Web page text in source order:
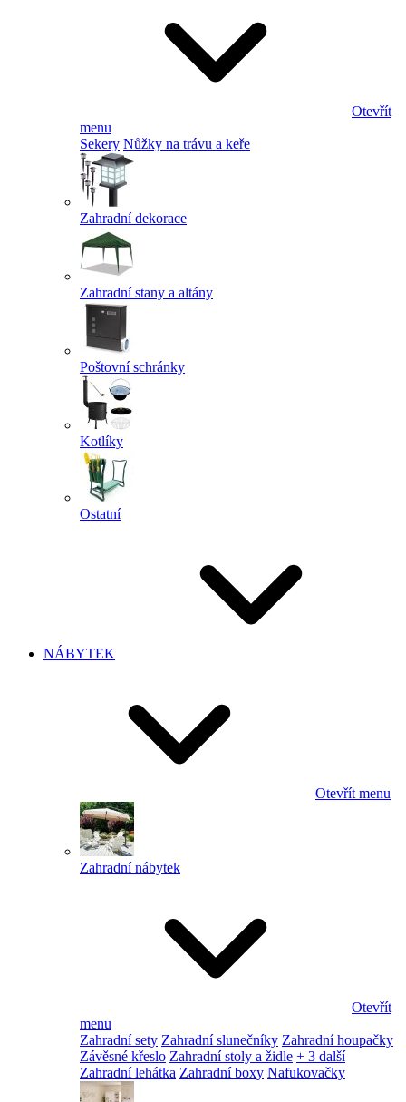
Otevřít
menu
Sekery Nůžky na trávu a keře
Zahradní dekorace
Zahradní stany a altány
Poštovní schránky
Kotlíky
Ostatní
NÁBYTEK
Otevřít menu
Zahradní nábytek
Otevřít
menu
Zahradní sety Zahradní slunečníky Zahradní houpačky
Závěsné křeslo Zahradní stoly a židle + 3 další
Zahradní lehátka Zahradní boxy Nafukovačky